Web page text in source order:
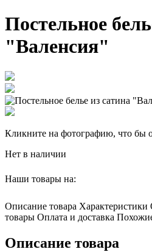
Постельное
"Валенсия"
Кликните на фотографию, что бы
Нет в наличии
Наши товары на:
Описание товара Характеристики
товары Оплата и доставка
Описание товара